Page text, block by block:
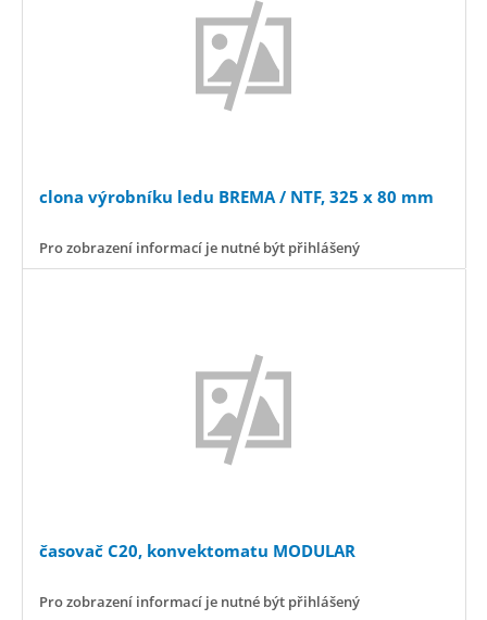
clona výrobníku ledu BREMA / NTF, 325 x 80 mm
Pro zobrazení informací je nutné být přihlášený
časovač C20, konvektomatu MODULAR
Pro zobrazení informací je nutné být přihlášený